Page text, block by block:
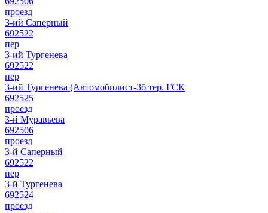
проезд
3-ий Саперный
692522
пер
3-ий Тургенева
692522
пер
3-ий Тургенева (Автомобилист-3б тер. ГСК
692525
проезд
3-й Муравьева
692506
проезд
3-й Саперный
692522
пер
3-й Тургенева
692524
проезд